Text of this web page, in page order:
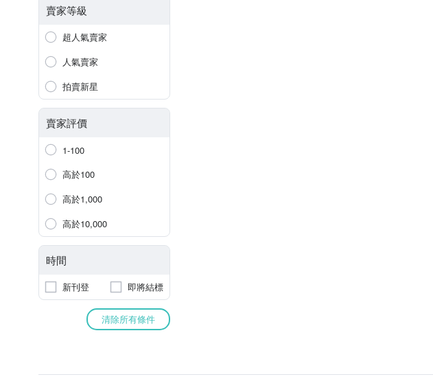
賣家等級
超人氣賣家
人氣賣家
拍賣新星
賣家評價
1-100
高於100
高於1,000
高於10,000
時間
新刊登 即將結標
清除所有條件